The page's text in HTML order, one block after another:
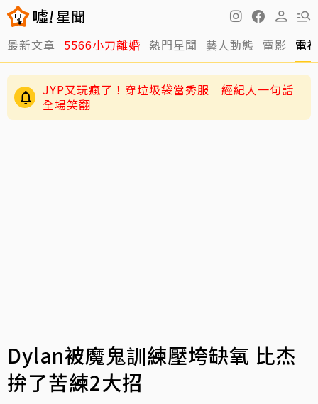
最新文章 5566小刀離婚 熱門星聞 藝人動態 電影 電
JYP又玩瘋了！穿垃圾袋當秀服 經紀人一句話
全場笑翻
Dylan被魔鬼訓練壓垮缺氧 比杰
拚了苦練2大招